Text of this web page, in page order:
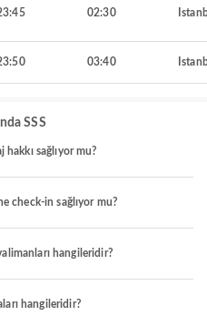
02:30
03:40
SSS
sağlıyor mu?
check-in sağlıyor mu?
hangileridir?
hangileridir?